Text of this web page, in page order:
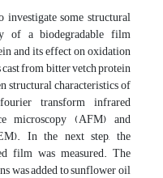
some structural
of a biodegradable film
and its effect on oxidation
from bitter vetch protein
structural characteristics of
transform infrared
microscopy (AFM) and
In the next step, the
film was measured. The
was added to sunflower oil